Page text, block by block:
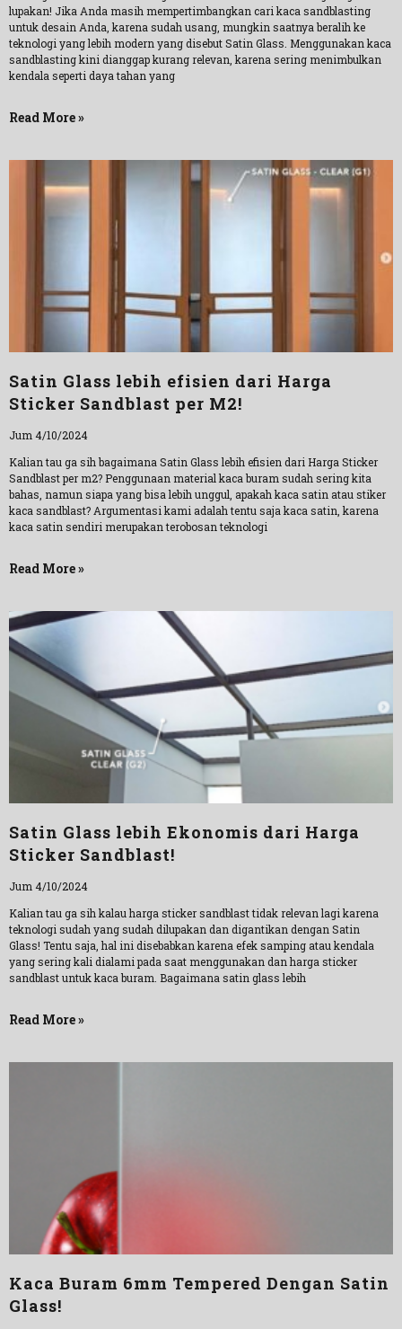
lupakan! Jika Anda masih mempertimbangkan cari kaca sandblasting
untuk desain Anda, karena sudah usang, mungkin saatnya beralih ke
teknologi yang lebih modern yang disebut Satin Glass. Menggunakan kaca
sandblasting kini dianggap kurang relevan, karena sering menimbulkan
kendala seperti daya tahan yang
Read More »
Satin Glass lebih efisien dari Harga
Sticker Sandblast per M2!
Jum 4/10/2024
Kalian tau ga sih bagaimana Satin Glass lebih efisien dari Harga Sticker
Sandblast per m2? Penggunaan material kaca buram sudah sering kita
bahas, namun siapa yang bisa lebih unggul, apakah kaca satin atau stiker
kaca sandblast? Argumentasi kami adalah tentu saja kaca satin, karena
kaca satin sendiri merupakan terobosan teknologi
Read More »
Satin Glass lebih Ekonomis dari Harga
Sticker Sandblast!
Jum 4/10/2024
Kalian tau ga sih kalau harga sticker sandblast tidak relevan lagi karena
teknologi sudah yang sudah dilupakan dan digantikan dengan Satin
Glass! Tentu saja, hal ini disebabkan karena efek samping atau kendala
yang sering kali dialami pada saat menggunakan dan harga sticker
sandblast untuk kaca buram. Bagaimana satin glass lebih
Read More »
Kaca Buram 6mm Tempered Dengan Satin
Glass!